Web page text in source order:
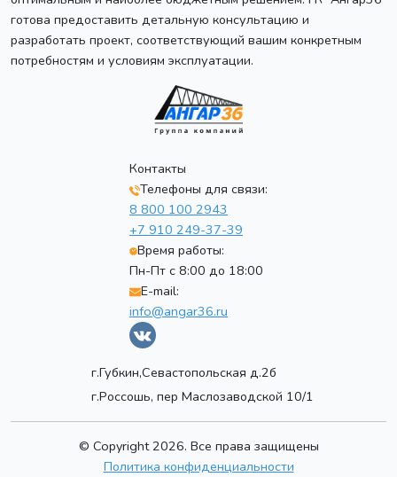
готова предоставить детальную консультацию и
разработать проект, соответствующий вашим конкретным
потребностям и условиям эксплуатации.
Контакты
Телефоны для связи:
8 800 100 2943
+7 910 249-37-39
Время работы:
Пн-Пт с 8:00 до 18:00
E-mail:
info@angar36.ru
г.Губкин,Севастопольская д.2б
г.Россошь, пер Маслозаводской 10/1
© Copyright 2026. Все права защищены
Политика конфиденциальности